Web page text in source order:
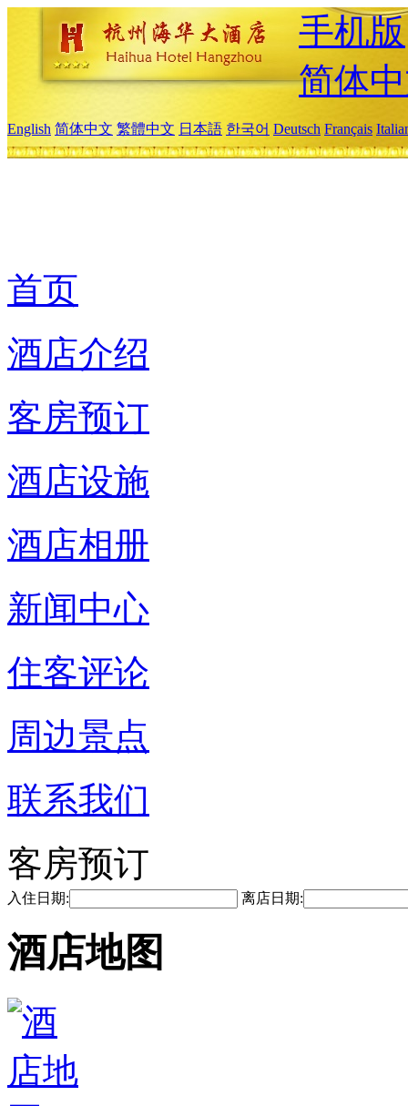
手机版
简体
English 简体中文 繁體中文 日本語 한국어 Deutsch Français
首页
酒店介绍
客房预订
酒店设施
酒店相册
新闻中心
住客评论
周边景点
联系我们
客房预订
入住日期: 离店日期:
酒店地图